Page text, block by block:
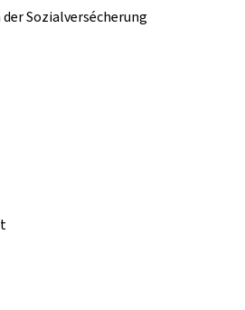
Sozialversécherung